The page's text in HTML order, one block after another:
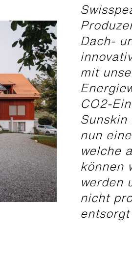
Dach-
mit
CO2-
nun
welche
können
werden
nicht